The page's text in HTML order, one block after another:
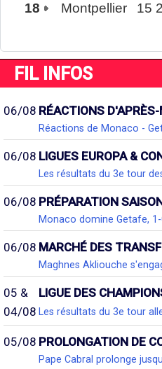
18 Montpellier 15
FIL INFOS
06/08 RÉACTIONS
Réactions de Monaco -
06/08 LIGUES EUROPA &
Les résultats du 3e tour
06/08 PRÉPARATION
Monaco domine Getafe,
06/08 MARCHÉ DES
Maghnes Akliouche
05 &
04/08
LIGUE DES
Les résultats du 3e tour
05/08 PROLONGATION DE
Pape Cabral prolonge